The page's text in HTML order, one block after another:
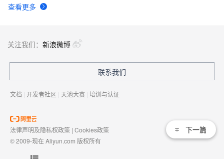
查看更多
下一篇
关注我们： 新浪微博
联系我们
文档 | 开发者社区 | 天池大赛 | 培训与认证
法律声明及隐私权政策 | Cookies政策
© 2009-现在 Aliyun.com 版权所有